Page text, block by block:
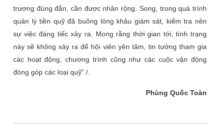
trương đúng đắn, cần được nhân rộng. Song, trong quá trình
quản lý tiền quỹ đã buông lỏng khâu giám sát, kiểm tra nên
sự việc đáng tiếc xảy ra. Mong rằng thời gian tới, tình trạng
này sẽ không xảy ra để hội viên yên tâm, tin tưởng tham gia
các hoạt động, chương trình cũng như các cuộc vận động
đóng góp các loại quỹ”./.
Phùng Quốc Toàn